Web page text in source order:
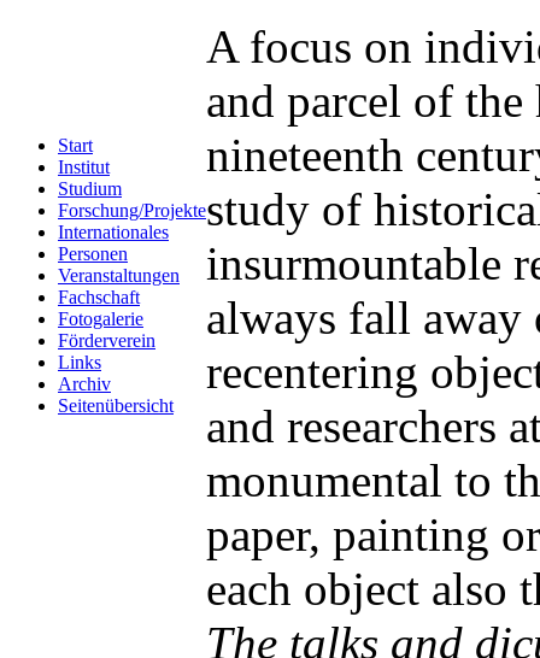
Start
Institut
Studium
Forschung/Projekte
Internationales
Personen
Veranstaltungen
Fachschaft
Fotogalerie
Förderverein
Links
Archiv
Seitenübersicht
A focus on
and parcel of
nineteenth
study of
insurmountable
always fall away
recentering
and researchers
monumental to
paper, painting
each object also
The talks and